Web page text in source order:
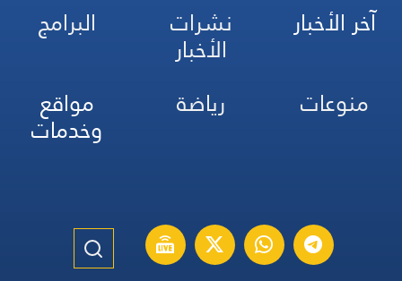
آخر الأخبار نشرات
الأخبار
البرامج
منوعات
رياضة مواقع
وخدمات